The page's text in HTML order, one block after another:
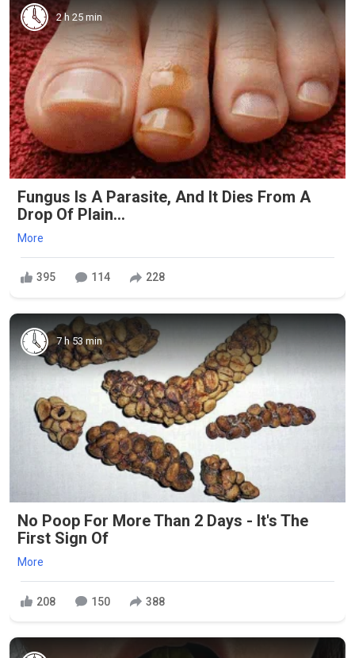
2 h 25 min
Fungus Is A Parasite, And It Dies From A
Drop Of Plain...
More
395 114 228
7 h 53 min
No Poop For More Than 2 Days - It's The
First Sign Of
More
208 150 388